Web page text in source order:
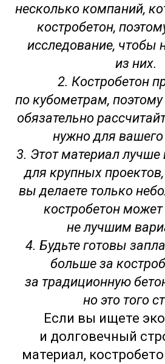
несколько компаний,
костробетон,
исследование, чтобы
из них.
2. Костробетон
по кубометрам,
обязательно
нужно для вашего
3. Этот материал лучше
для крупных
вы делаете только
костробетон может
не лучшим
4. Будьте готовы
больше за
за традиционную
но это того
Если вы ищете
и долговечный
материал,